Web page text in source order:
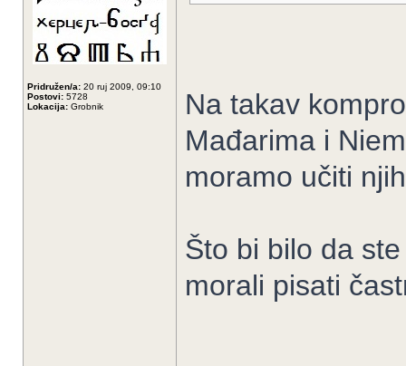
Pridružen/a: 20 ruj 2009, 09:10
Postovi: 5728
Lokacija: Grobnik
Na takav
Mađarima i
moramo učiti
Što bi bilo da
morali pisati